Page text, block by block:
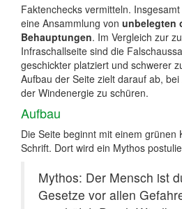
Faktenchecks vermitteln.
eine Ansammlung von unbelegten
Behauptungen. Im Vergleich zur
Infraschallseite sind die
geschickter platziert und schwerer
Aufbau der Seite zielt darauf ab,
der Windenergie zu schüren.
Aufbau
Die Seite beginnt mit einem grünen
Schrift. Dort wird ein Mythos
Mythos: Der Mensch ist
Gesetze vor allen